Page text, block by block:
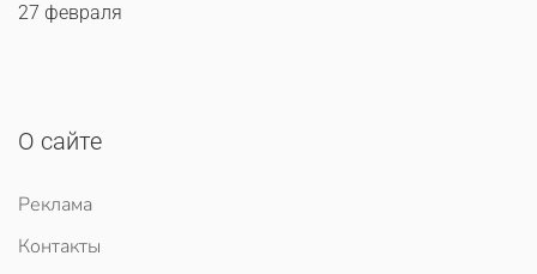
27 февраля
О сайте
Реклама
Контакты